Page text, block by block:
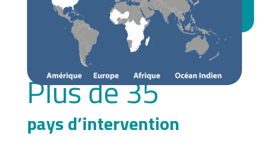
Plus de 35
pays d’intervention